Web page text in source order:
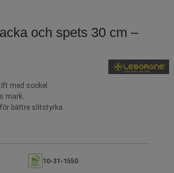
och spets 30 cm –
med sockel.
mark.
bättre slitstyrka.
10-31-1550